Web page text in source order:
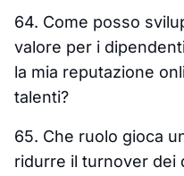
64. Come posso
valore per i
la mia reputazione
talenti?
65. Che ruolo gioca
ridurre il turnover dei